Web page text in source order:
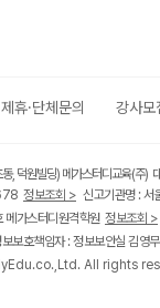
제휴·단체문의 강사모
, 덕원빌딩) 메가스터디교육(
정보조회 > 신고기관명 : 서
메가스터디원격학원 정보조회 >
보호책임자 : 정보보안실 김영무
All rights